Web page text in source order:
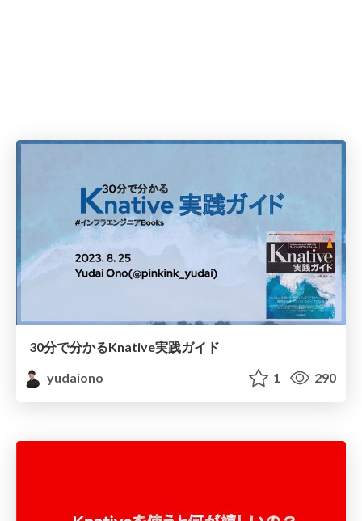
30分で分かるKnative実践ガイド
yudaiono
1 290